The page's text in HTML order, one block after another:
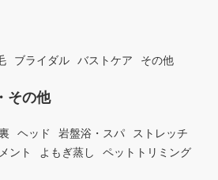
ブライダル バストケア その他
その他
ヘッド 岩盤浴・スパ
ストレッチ
ント よもぎ蒸し ペットトリミング